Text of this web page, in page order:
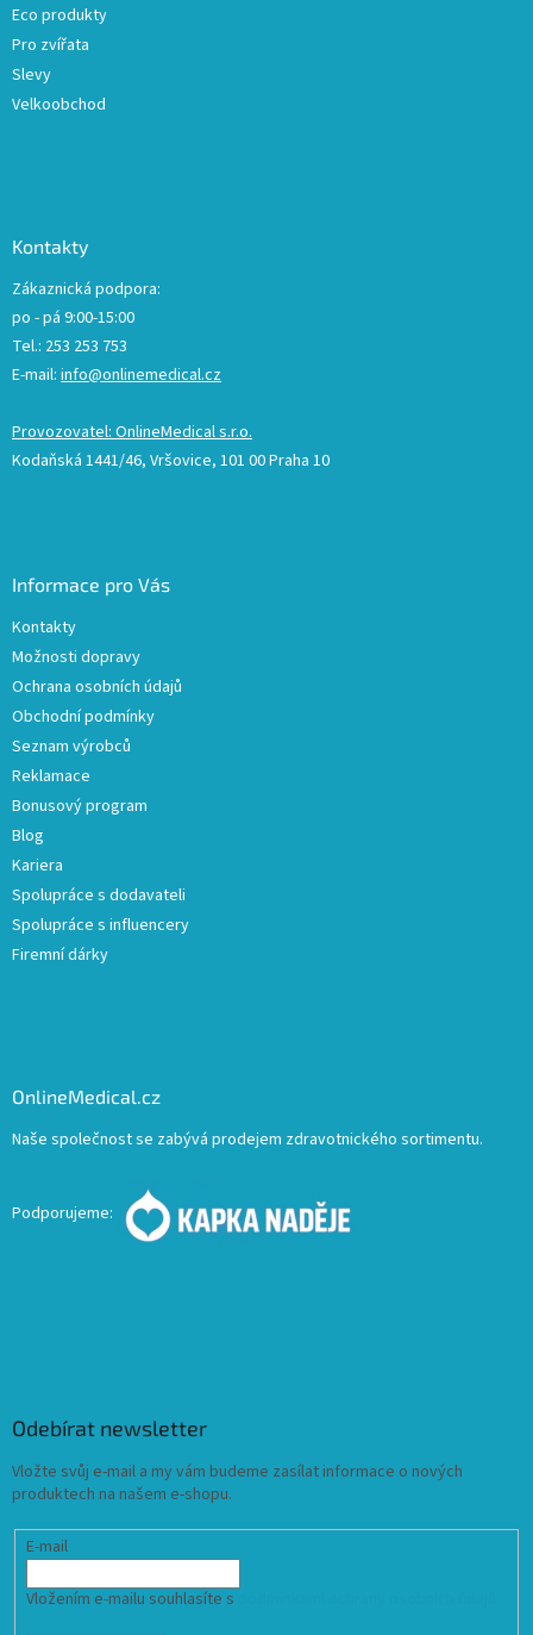
Eco produkty
Pro zvířata
Slevy
Velkoobchod
Kontakty
Zákaznická podpora:
po - pá 9:00-15:00
Tel.: 253 253 753
E-mail: info@onlinemedical.cz
Provozovatel: OnlineMedical s.r.o.
Kodaňská 1441/46, Vršovice, 101 00 Praha 10
Informace pro Vás
Kontakty
Možnosti dopravy
Ochrana osobních údajů
Obchodní podmínky
Seznam výrobců
Reklamace
Bonusový program
Blog
Kariera
Spolupráce s dodavateli
Spolupráce s influencery
Firemní dárky
OnlineMedical.cz
Naše společnost se zabývá prodejem zdravotnického sortimentu.
Podporujeme:
Odebírat newsletter
Vložte svůj e-mail a my vám budeme zasílat informace o nových
produktech na našem e-shopu.
E-mail
Vložením e-mailu souhlasíte s